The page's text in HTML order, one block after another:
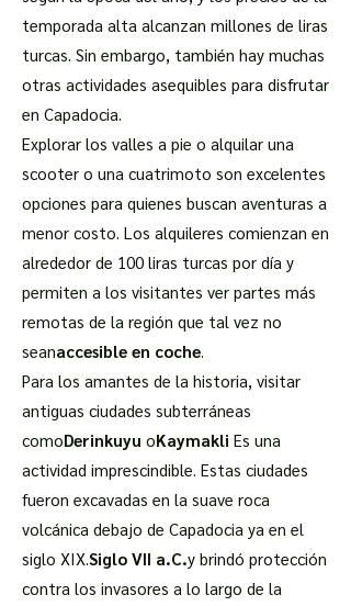
temporada alta alcanzan millones de liras
turcas. Sin embargo, también hay muchas
otras actividades asequibles para disfrutar
en Capadocia.
Explorar los valles a pie o alquilar una
scooter o una cuatrimoto son excelentes
opciones para quienes buscan aventuras a
menor costo. Los alquileres comienzan en
alrededor de 100 liras turcas por día y
permiten a los visitantes ver partes más
remotas de la región que tal vez no
seanaccesible en coche.
Para los amantes de la historia, visitar
antiguas ciudades subterráneas
comoDerinkuyu oKaymakli Es una
actividad imprescindible. Estas ciudades
fueron excavadas en la suave roca
volcánica debajo de Capadocia ya en el
siglo XIX.Siglo VII a.C.y brindó protección
contra los invasores a lo largo de la